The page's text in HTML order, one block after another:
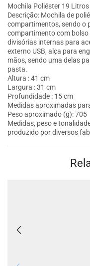
Mochila Poliéster 19
Descrição: Mochila de
compartimentos, sendo o
compartimento com
divisórias internas para
externo USB, alça para
mãos, sendo uma delas
pasta.
Altura : 41 cm
Largura : 31 cm
Profundidade : 15 cm
Medidas aproximadas
Peso aproximado (g): 705
Medidas, peso e
produzido por diversos